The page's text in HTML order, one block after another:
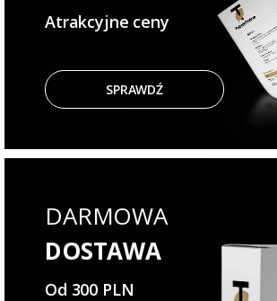
Atrakcyjne ceny
SPRAWDŹ
DARMOWA
DOSTAWA
Od 300 PLN